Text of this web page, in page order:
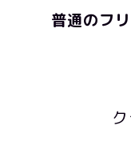
普通のフ